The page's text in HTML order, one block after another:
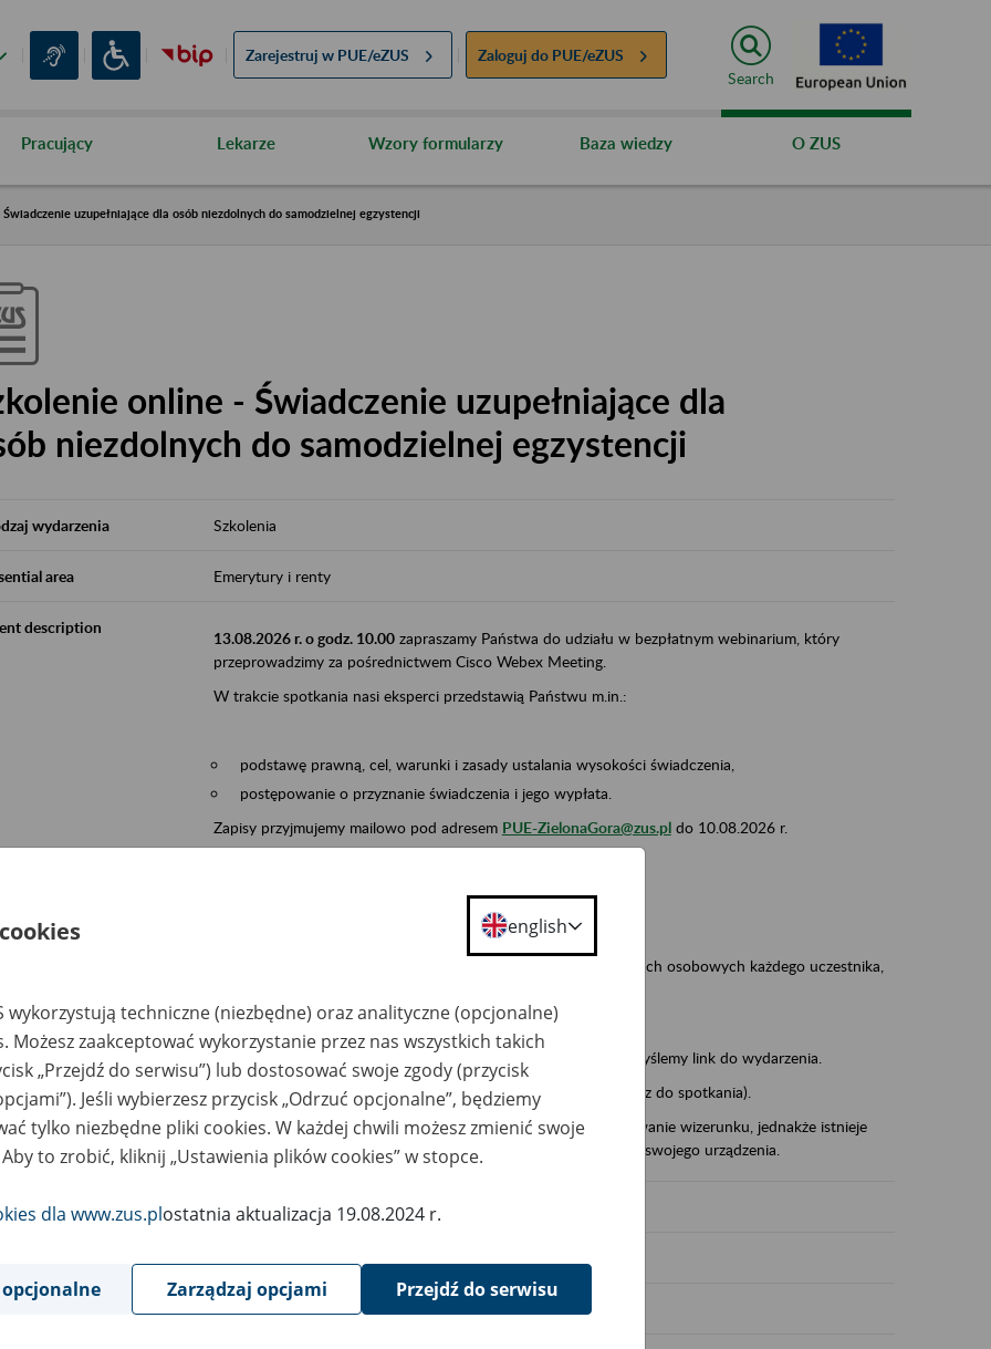
Zarejestruj w PUE/eZUS Zaloguj do PUE/eZUS
Search
Pracujący Lekarze Wzory formularzy Baza wiedzy O ZUS
uzupełniające dla osób niezdolnych do samodzielnej egzystencji
online - Świadczenie uzupełniające dla
niezdolnych do samodzielnej egzystencji
wydarzenia Szkolenia
area Emerytury i renty
description
13.08.2026 r. o godz. 10.00zapraszamy Państwa do udziału w bezpłatnym webinarium, który
przeprowadzimy za pośrednictwem Cisco Webex Meeting.
W trakcie spotkania nasi eksperci przedstawią Państwu m.in.:
podstawę prawną, cel, warunki i zasady ustalania wysokości świadczenia,
postępowanie o przyznanie świadczenia i jego wypłata.
Zapisy przyjmujemy mailowo pod adresem PUE-ZielonaGora@zus.pldo 10.08.2026 r.
adres e-mail (na który wyślemy zaproszenie),
załączone oświadczenie zgoda na przetwarzanie danych osobowych każdego uczestnika,
numer do kontaktu.
W dniu spotkania na wskazany przez Państwa adres mailowy wyślemy link do wydarzenia.
Aby dołączyć do spotkania klikamy przycisk Join meeting (dołącz do spotkania).
Dołączając do wydarzenia wyrażają Państwo zgodę na publikowanie wizerunku, jednakże istnieje
możliwość uczestnictwa bez udostępniania obrazu i dźwięku ze swojego urządzenia.
Zielona Góra
PUE-ZielonaGora@zus.pl
english
wykorzystują techniczne (niezbędne) oraz analityczne (opcjonalne)
Możesz zaakceptować wykorzystanie przez nas wszystkich takich
„Przejdź do serwisu”) lub dostosować swoje zgody (przycisk
Jeśli wybierzesz przycisk „Odrzuć opcjonalne”, będziemy
tylko niezbędne pliki cookies. W każdej chwili możesz zmienić swoje
to zrobić, kliknij „Ustawienia plików cookies” w stopce.
dla www.zus.plostatnia aktualizacja 19.08.2024 r.
Zarządzaj opcjami Przejdź do serwisu